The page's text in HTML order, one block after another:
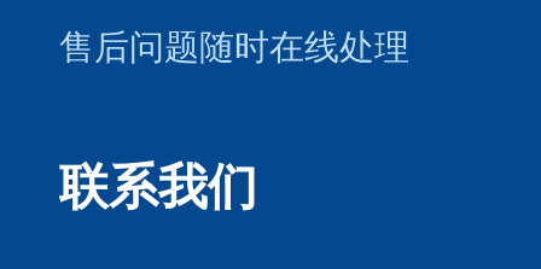
售后问题随时在线处理
联系我们